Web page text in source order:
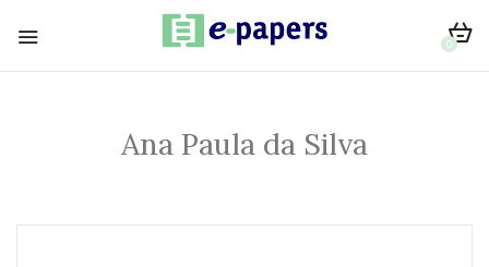
0
Ana Paula da Silva